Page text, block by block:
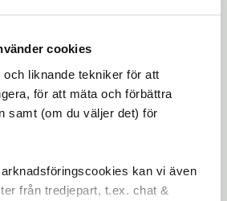
cookies
liknande tekniker för att
för att mäta och förbättra
samt (om du väljer det) för
kan vi även
från tredjepart, t.ex. chat &
är ett praktiskt och
lösning för att justera och fixa
LOGGA IN FÖR ATT GE